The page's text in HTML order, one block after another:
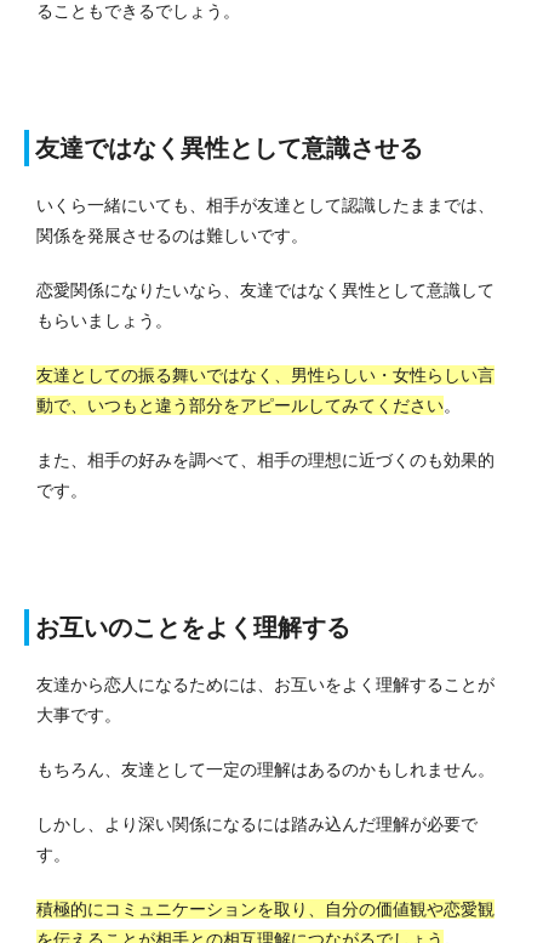
ることもできるでしょう。
友達ではなく異性として意識させる
いくら一緒にいても、相手が友達として認識したままでは、
関係を発展させるのは難しいです。
恋愛関係になりたいなら、友達ではなく異性として意識して
もらいましょう。
友達としての振る舞いではなく、男性らしい・女性らしい言
動で、いつもと違う部分をアピールしてみてください。
また、相手の好みを調べて、相手の理想に近づくのも効果的
です。
お互いのことをよく理解する
友達から恋人になるためには、お互いをよく理解することが
大事です。
もちろん、友達として一定の理解はあるのかもしれません。
しかし、より深い関係になるには踏み込んだ理解が必要で
す。
積極的にコミュニケーションを取り、自分の価値観や恋愛観